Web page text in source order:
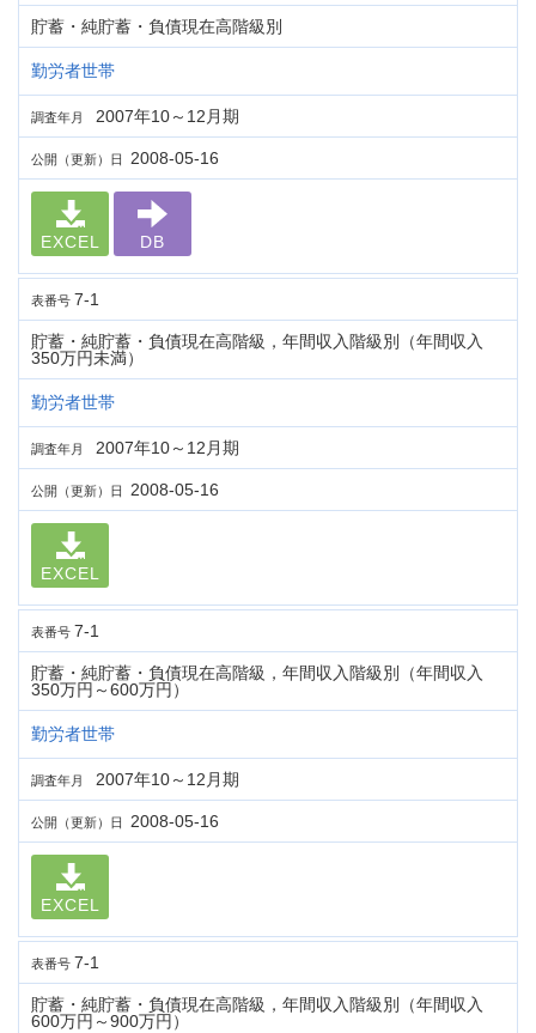
貯蓄・純貯蓄・負債現在高階級別
勤労者世帯
調査年月 2007年10～12月期
公開（更新）日 2008-05-16
EXCEL DB
表番号 7-1
貯蓄・純貯蓄・負債現在高階級，年間収入階級別（年間収入
350万円未満）
勤労者世帯
調査年月 2007年10～12月期
公開（更新）日 2008-05-16
EXCEL
表番号 7-1
貯蓄・純貯蓄・負債現在高階級，年間収入階級別（年間収入
350万円～600万円）
勤労者世帯
調査年月 2007年10～12月期
公開（更新）日 2008-05-16
EXCEL
表番号 7-1
貯蓄・純貯蓄・負債現在高階級，年間収入階級別（年間収入
600万円～900万円）